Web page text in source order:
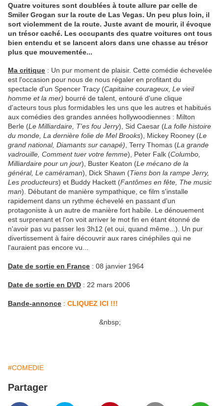
Quatre voitures sont doublées à toute allure par celle de
Smiler Grogan sur la route de Las Vegas. Un peu plus loin, il
sort violemment de la route. Juste avant de mourir, il évoque
un trésor caché. Les occupants des quatre voitures ont tous
bien entendu et se lancent alors dans une chasse au trésor
plus que mouvementée...
Ma critique : Un pur moment de plaisir. Cette comédie échevelée
est l'occasion pour nous de nous régaler en profitant du
spectacle d'un Spencer Tracy (Capitaine courageux, Le vieil
homme et la mer) bourré de talent, entouré d'une clique
d'acteurs tous plus formidables les uns que les autres et habitués
aux comédies des grandes années hollywoodiennes : Milton
Berle (Le Milliardaire, T'es fou Jerry), Sid Caesar (La folle histoire
du monde, La dernière folie de Mel Brooks), Mickey Rooney (Le
grand national, Diamants sur canapé), Terry Thomas (La grande
vadrouille, Comment tuer votre femme), Peter Falk (Columbo,
Milliardaire pour un jour), Buster Keaton (Le mécano de la
général, Le caméraman), Dick Shawn (Tiens bon la rampe Jerry,
Les producteurs) et Buddy Hackett (Fantômes en fête, The music
man). Débutant de manière sympathique, ce film s'installe
rapidement dans un rythme échevelé en passant d'un
protagoniste à un autre de manière fort habile. Le dénouement
est surprenant et l'on voit arriver le mot fin en étant étonné de
n'avoir pas vu passer les 3h12 (et oui, quand même...). Un pur
divertissement à faire découvrir aux rares cinéphiles qui ne
l'auraient pas encore vu...
Date de sortie en France : 08 janvier 1964
Date de sortie en DVD : 22 mars 2006
Bande-annonce : CLIQUEZ ICI !!!
&nbsp;
#COMEDIE
Partager